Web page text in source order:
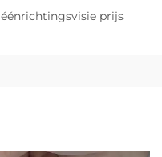
éénrichtingsvisie prijs